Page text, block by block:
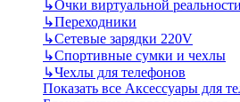
↳Очки виртуальной реальности
↳Переходники
↳Сетевые зарядки 220V
↳Спортивные сумки и чехлы
↳Чехлы для телефонов
Показать все Аксессуары для